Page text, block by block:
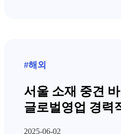
#해외
서울 소재 중견
글로벌영업 경력
2025-06-02